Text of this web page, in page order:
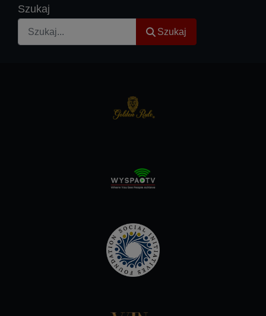
Szukaj
Szukaj